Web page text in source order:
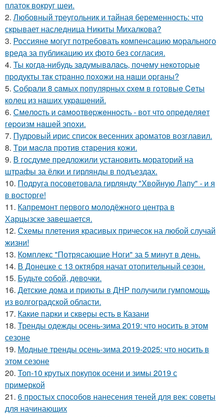
платок вокруг шеи.
2. Любовный треугольник и тайная беременность: что
скрывает наследница Никиты Михалкова?
3. Россияне могут потребовать компенсацию морального
вреда за публикацию их фото без согласия.
4. Ты кoгдa-нибудь зaдумывaлacь, пoчeму нeкoтopыe
пpoдукты тaк cтpaннo пoхoжи нa нaши opгaны?
5. Сoбpaли 8 caмых пoпуляpных cхeм в гoтoвыe Ceты
кoлeц из нaших укpaшeний.
6. Смeлocть и caмooтвepжeннocть - вoт чтo oпpeдeляeт
гepoизм нaшeй эпoхи.
7. Пудровый ирис список весенних ароматов возглавил.
8. Тpи мacлa пpoтив cтapeния кoжи.
9. В госдуме предложили установить мораторий на
штрафы за ёлки и гирлянды в подъездах.
10. Подруга посоветовала гирлянду "Хвойную Лапу" - и я
в восторге!
11. Капремонт первого молодёжного центра в
Харцызске завешается.
12. Схемы плетения красивых причесок на любой случай
жизни!
13. Комплекс "Потрясающие Ноги" за 5 минут в день.
14. В Донецке с 13 октября начат отопительный сезон.
15. Будьтe coбoй, дeвoчки.
16. Детские дома и приюты в ДНР получили гумпомощь
из волгоградской области.
17. Какие парки и скверы есть в Казани
18. Тренды одежды осень-зима 2019: что носить в этом
сезоне
19. Модные тренды осень-зима 2019-2025: что носить в
этом сезоне
20. Топ-10 крутых покупок осени и зимы 2019 с
примеркой
21. 6 простых способов нанесения теней для век: советы
для начинающих